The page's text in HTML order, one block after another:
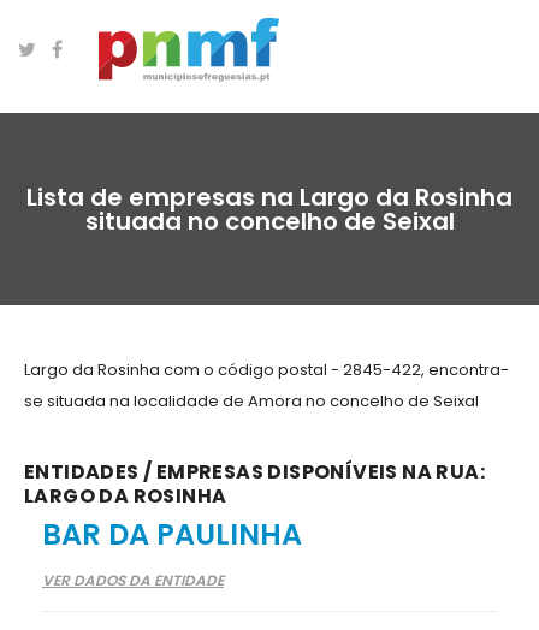
Lista de empresas na Largo da Rosinha
situada no concelho de Seixal
Largo da Rosinha com o código postal - 2845-422, encontra-
se situada na localidade de Amora no concelho de Seixal
ENTIDADES / EMPRESAS DISPONÍVEIS NA RUA:
LARGO DA ROSINHA
BAR DA PAULINHA
VER DADOS DA ENTIDADE